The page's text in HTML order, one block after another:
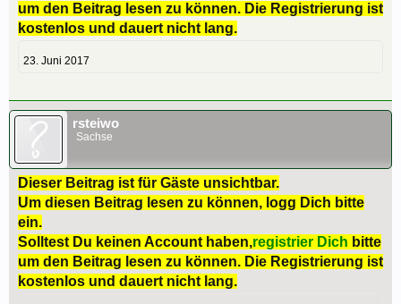
um den Beitrag lesen zu können. Die Registrierung ist
kostenlos und dauert nicht lang.
23. Juni 2017
rsteiwo
Sachse
Dieser Beitrag ist für Gäste unsichtbar.
Um diesen Beitrag lesen zu können, logg Dich bitte
ein.
Solltest Du keinen Account haben,registrier Dich bitte
um den Beitrag lesen zu können. Die Registrierung ist
kostenlos und dauert nicht lang.